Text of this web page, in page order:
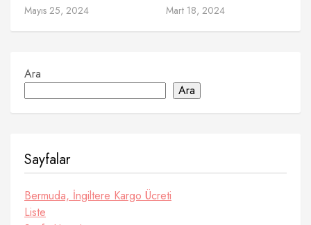
Mayıs 25, 2024 Mart 18, 2024
Ara
Ara
Sayfalar
Bermuda, İngiltere Kargo Ücreti
Liste